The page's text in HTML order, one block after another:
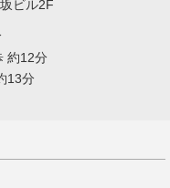
ビル2F
約12分
13分